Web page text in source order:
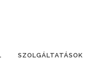
SZOLGÁLTATÁSOK